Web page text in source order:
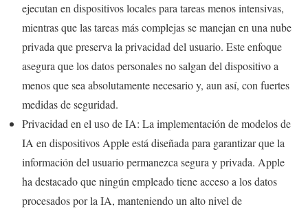
ejecutan en dispositivos locales para tareas menos intensivas,
mientras que las tareas más complejas se manejan en una nube
privada que preserva la privacidad del usuario. Este enfoque
asegura que los datos personales no salgan del dispositivo a
menos que sea absolutamente necesario y, aun así, con fuertes
medidas de seguridad.
Privacidad en el uso de IA: La implementación de modelos de
IA en dispositivos Apple está diseñada para garantizar que la
información del usuario permanezca segura y privada. Apple
ha destacado que ningún empleado tiene acceso a los datos
procesados por la IA, manteniendo un alto nivel de